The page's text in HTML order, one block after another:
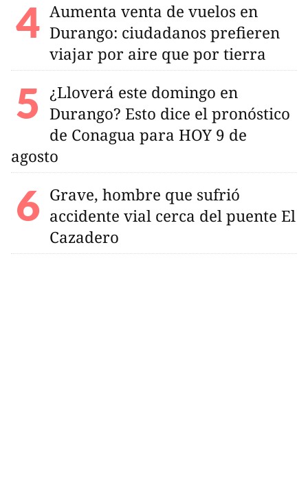
Aumenta venta de vuelos en
Durango: ciudadanos prefieren
viajar por aire que por tierra
¿Lloverá este domingo en
Durango? Esto dice el pronóstico
de Conagua para HOY 9 de
agosto
Grave, hombre que sufrió
accidente vial cerca del puente El
Cazadero